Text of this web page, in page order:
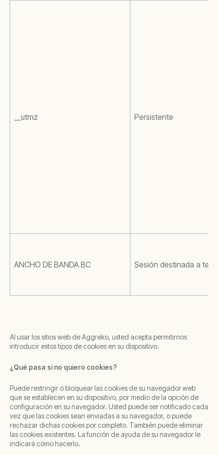
__utmz Persistente
ANCHO DE BANDA BC Sesión destinada a
Al usar los sitios web de Aggreko, usted acepta permitirnos
introducir estos tipos de cookies en su dispositivo.
¿Qué pasa si no quiero cookies?
Puede restringir o bloquear las cookies de su navegador web
que se establecen en su dispositivo, por medio de la opción de
configuración en su navegador. Usted puede ser notificado cada
vez que las cookies sean enviadas a su navegador, o puede
rechazar dichas cookies por completo. También puede eliminar
las cookies existentes. La función de ayuda de su navegador le
indicará cómo hacerlo.